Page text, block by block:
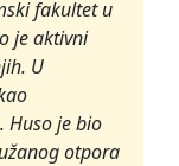
fakultet u
je aktivni
U
Huso je bio
otpora